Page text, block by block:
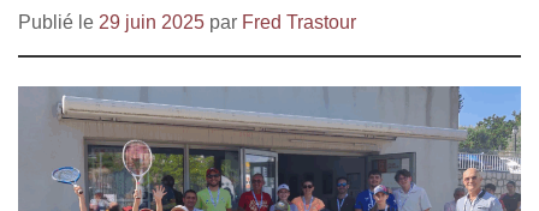
Publié le 29 juin 2025 par Fred Trastour